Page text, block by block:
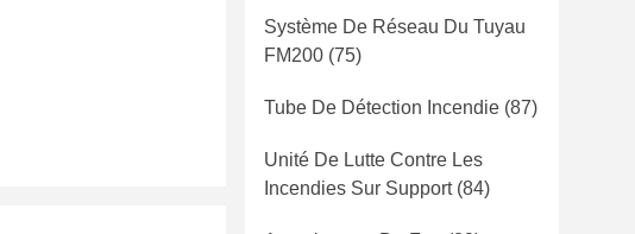
Système De Réseau Du Tuyau
FM200 (75)
Tube De Détection Incendie (87)
Unité De Lutte Contre Les
Incendies Sur Support(84)